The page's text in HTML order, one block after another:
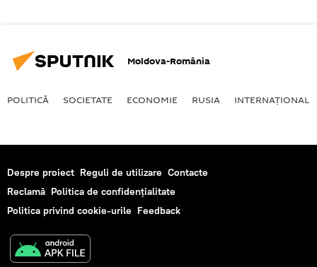
Moldova-România
POLITICĂ SOCIETATE ECONOMIE RUSIA INTERNAŢIONAL
Despre proiect Reguli de utilizare Contacte
Reclamă Politica de confidențialitate
Politica privind cookie-urile Feedback